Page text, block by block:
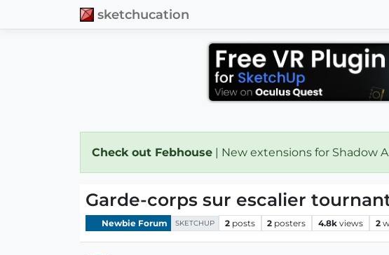
sketchucation
Check out Febhouse | New extensions for Shadow
Garde-corps sur escalier
Newbie Forum SKETCHUP 2 posts 2 posters 4.8k views 2